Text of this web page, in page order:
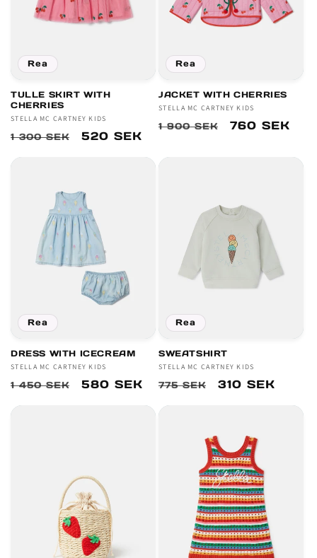
Rea
TULLE SKIRT WITH
CHERRIES
Säljare:
STELLA MC CARTNEY KIDS
Ordinarie
1 300 SEK Försäljningspris
520 SEK
Rea
JACKET WITH CHERRIES
Säljare:
STELLA MC CARTNEY KIDS
Ordinarie
1 900 SEK 760 SEK
Rea
DRESS WITH ICECREAM
Säljare:
STELLA MC CARTNEY KIDS
Ordinarie
1 450 SEK Försäljningspris
580 SEK
Rea
SWEATSHIRT
Säljare:
STELLA MC CARTNEY KIDS
Ordinarie
775 SEK 310 SEK